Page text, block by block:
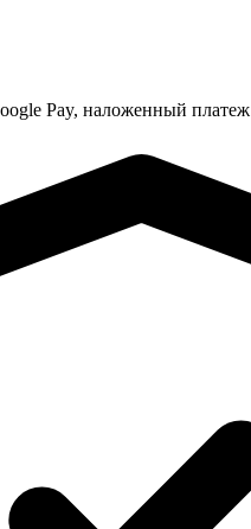
Pay, наложенный платеж